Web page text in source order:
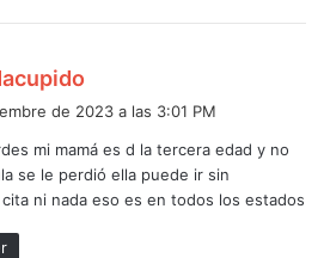
e
:
de 2023 a las 3:01 PM
mi mamá es d la tercera edad y no
se le perdió ella puede ir sin
ni nada eso es en todos los estados